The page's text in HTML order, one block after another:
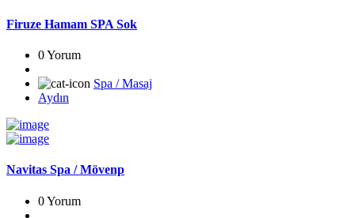
Firuze Hamam SPA Sok
0 Yorum
Spa / Masaj
Aydın
Navitas Spa / Mövenp
0 Yorum